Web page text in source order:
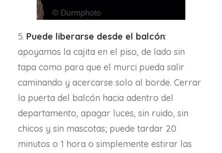
5. Puede liberarse desde el balcón:
apoyamos la cajita en el piso, de lado sin
tapa como para que el murci pueda salir
caminando y acercarse solo al borde. Cerrar
la puerta del balcón hacia adentro del
departamento, apagar luces, sin ruido, sin
chicos y sin mascotas; puede tardar 20
minutos o 1 hora o simplemente estirar las